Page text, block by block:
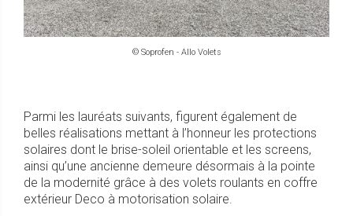
© Soprofen - Allo Volets
Parmi les lauréats suivants, figurent également de
belles réalisations mettant à l’honneur les protections
solaires dont le brise-soleil orientable et les screens,
ainsi qu’une ancienne demeure désormais à la pointe
de la modernité grâce à des volets roulants en coffre
extérieur Deco à motorisation solaire.